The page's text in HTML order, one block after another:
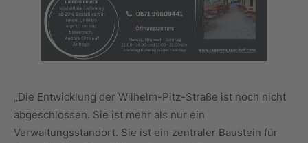
„Die Entwicklung der Wilhelm-Pitz-Straße ist noch nicht
abgeschlossen. Sie ist mehr als nur ein
Verwaltungsstandort. Sie ist ein zentraler Baustein für